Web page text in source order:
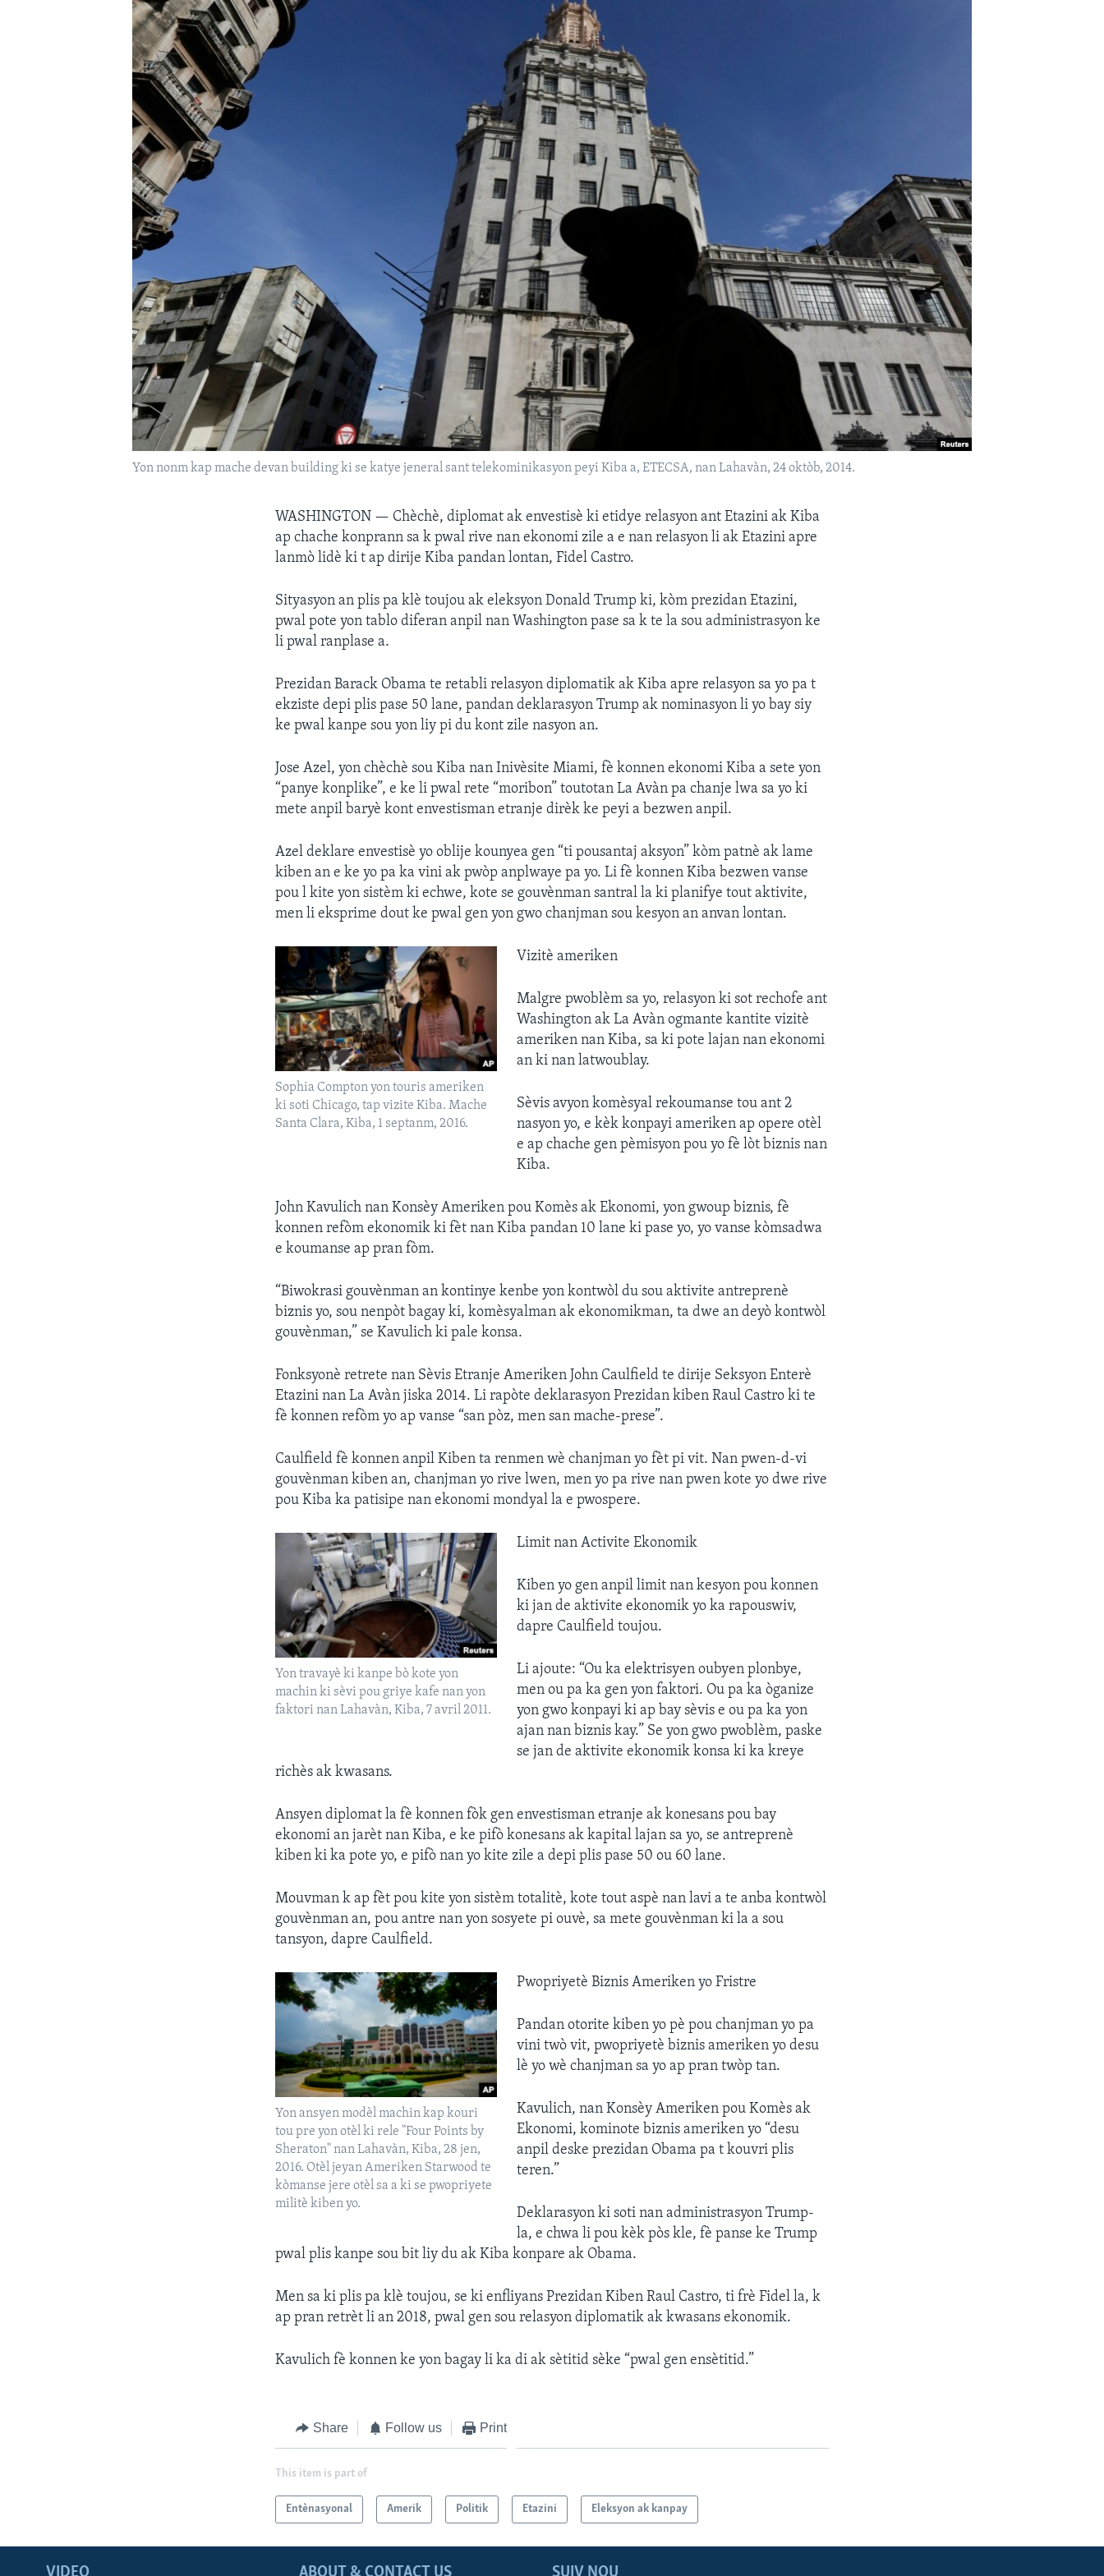
Yon nonm kap mache devan building ki se katye jeneral sant telekominikasyon peyi Kiba a, ETECSA, nan Lahavàn, 24 oktòb, 2014.
WASHINGTON — Chèchè, diplomat ak envestisè ki etidye relasyon ant Etazini ak Kiba
ap chache konprann sa k pwal rive nan ekonomi zile a e nan relasyon li ak Etazini apre
lanmò lidè ki t ap dirije Kiba pandan lontan, Fidel Castro.
Sityasyon an plis pa klè toujou ak eleksyon Donald Trump ki, kòm prezidan Etazini,
pwal pote yon tablo diferan anpil nan Washington pase sa k te la sou administrasyon ke
li pwal ranplase a.
Prezidan Barack Obama te retabli relasyon diplomatik ak Kiba apre relasyon sa yo pa t
ekziste depi plis pase 50 lane, pandan deklarasyon Trump ak nominasyon li yo bay siy
ke pwal kanpe sou yon liy pi du kont zile nasyon an.
Jose Azel, yon chèchè sou Kiba nan Inivèsite Miami, fè konnen ekonomi Kiba a sete yon
“panye konplike”, e ke li pwal rete “moribon” toutotan La Avàn pa chanje lwa sa yo ki
mete anpil baryè kont envestisman etranje dirèk ke peyi a bezwen anpil.
Azel deklare envestisè yo oblije kounyea gen “ti pousantaj aksyon” kòm patnè ak lame
kiben an e ke yo pa ka vini ak pwòp anplwaye pa yo. Li fè konnen Kiba bezwen vanse
pou l kite yon sistèm ki echwe, kote se gouvènman santral la ki planifye tout aktivite,
men li eksprime dout ke pwal gen yon gwo chanjman sou kesyon an anvan lontan.
Sophia Compton yon touris ameriken
ki soti Chicago, tap vizite Kiba. Mache
Santa Clara, Kiba, 1 septanm, 2016.
Vizitè ameriken
Malgre pwoblèm sa yo, relasyon ki sot rechofe ant
Washington ak La Avàn ogmante kantite vizitè
ameriken nan Kiba, sa ki pote lajan nan ekonomi
an ki nan latwoublay.
Sèvis avyon komèsyal rekoumanse tou ant 2
nasyon yo, e kèk konpayi ameriken ap opere otèl
e ap chache gen pèmisyon pou yo fè lòt biznis nan
Kiba.
John Kavulich nan Konsèy Ameriken pou Komès ak Ekonomi, yon gwoup biznis, fè
konnen refòm ekonomik ki fèt nan Kiba pandan 10 lane ki pase yo, yo vanse kòmsadwa
e koumanse ap pran fòm.
“Biwokrasi gouvènman an kontinye kenbe yon kontwòl du sou aktivite antreprenè
biznis yo, sou nenpòt bagay ki, komèsyalman ak ekonomikman, ta dwe an deyò kontwòl
gouvènman,” se Kavulich ki pale konsa.
Fonksyonè retrete nan Sèvis Etranje Ameriken John Caulfield te dirije Seksyon Enterè
Etazini nan La Avàn jiska 2014. Li rapòte deklarasyon Prezidan kiben Raul Castro ki te
fè konnen refòm yo ap vanse “san pòz, men san mache-prese”.
Caulfield fè konnen anpil Kiben ta renmen wè chanjman yo fèt pi vit. Nan pwen-d-vi
gouvènman kiben an, chanjman yo rive lwen, men yo pa rive nan pwen kote yo dwe rive
pou Kiba ka patisipe nan ekonomi mondyal la e pwospere.
Yon travayè ki kanpe bò kote yon
machin ki sèvi pou griye kafe nan yon
faktori nan Lahavàn, Kiba, 7 avril 2011.
Limit nan Activite Ekonomik
Kiben yo gen anpil limit nan kesyon pou konnen
ki jan de aktivite ekonomik yo ka rapouswiv,
dapre Caulfield toujou.
Li ajoute: “Ou ka elektrisyen oubyen plonbye,
men ou pa ka gen yon faktori. Ou pa ka òganize
yon gwo konpayi ki ap bay sèvis e ou pa ka yon
ajan nan biznis kay.” Se yon gwo pwoblèm, paske
se jan de aktivite ekonomik konsa ki ka kreye
richès ak kwasans.
Ansyen diplomat la fè konnen fòk gen envestisman etranje ak konesans pou bay
ekonomi an jarèt nan Kiba, e ke pifò konesans ak kapital lajan sa yo, se antreprenè
kiben ki ka pote yo, e pifò nan yo kite zile a depi plis pase 50 ou 60 lane.
Mouvman k ap fèt pou kite yon sistèm totalitè, kote tout aspè nan lavi a te anba kontwòl
gouvènman an, pou antre nan yon sosyete pi ouvè, sa mete gouvènman ki la a sou
tansyon, dapre Caulfield.
Yon ansyen modèl machin kap kouri
tou pre yon otèl ki rele "Four Points by
Sheraton" nan Lahavàn, Kiba, 28 jen,
2016. Otèl jeyan Ameriken Starwood te
kòmanse jere otèl sa a ki se pwopriyete
militè kiben yo.
Pwopriyetè Biznis Ameriken yo Fristre
Pandan otorite kiben yo pè pou chanjman yo pa
vini twò vit, pwopriyetè biznis ameriken yo desu
lè yo wè chanjman sa yo ap pran twòp tan.
Kavulich, nan Konsèy Ameriken pou Komès ak
Ekonomi, kominote biznis ameriken yo “desu
anpil deske prezidan Obama pa t kouvri plis
teren.”
Deklarasyon ki soti nan administrasyon Trump-
la, e chwa li pou kèk pòs kle, fè panse ke Trump
pwal plis kanpe sou bit liy du ak Kiba konpare ak Obama.
Men sa ki plis pa klè toujou, se ki enfliyans Prezidan Kiben Raul Castro, ti frè Fidel la, k
ap pran retrèt li an 2018, pwal gen sou relasyon diplomatik ak kwasans ekonomik.
Kavulich fè konnen ke yon bagay li ka di ak sètitid sèke “pwal gen ensètitid.”
Share Follow us Print
This item is part of
Entènasyonal Amerik Politik Etazini Eleksyon ak kanpay